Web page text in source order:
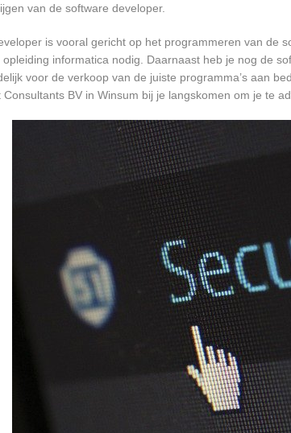
van de software developer.
is vooral gericht op het programmeren van de
informatica nodig. Daarnaast heb je nog de
voor de verkoop van de juiste programma’s aan
BV in Winsum bij je langskomen om je te